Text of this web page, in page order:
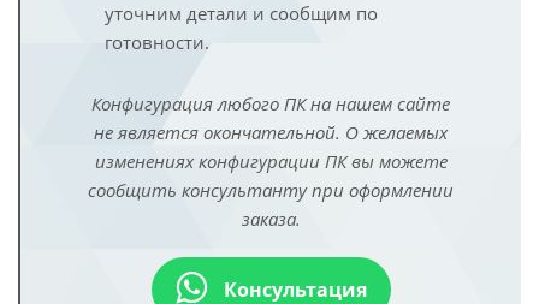
уточним детали и сообщим по
готовности.
Конфигурация любого ПК на нашем сайте
не является окончательной. О желаемых
изменениях конфигурации ПК вы можете
сообщить консультанту при оформлении
заказа.
Консультация